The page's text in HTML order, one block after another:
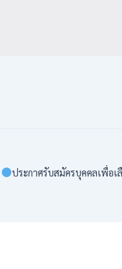
ประกาศรับสมัครบุคคลเพื่อเลือกสรรเป็นลูก